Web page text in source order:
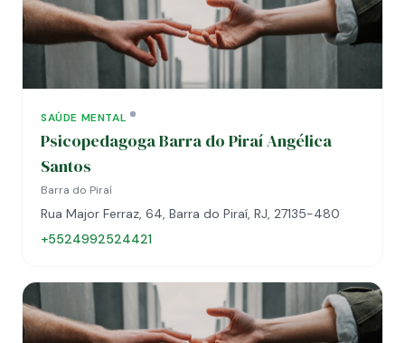
SAÚDE MENTAL
Psicopedagoga Barra do Piraí Angélica
Santos
Barra do Piraí
Rua Major Ferraz, 64, Barra do Piraí, RJ, 27135-480
+5524992524421